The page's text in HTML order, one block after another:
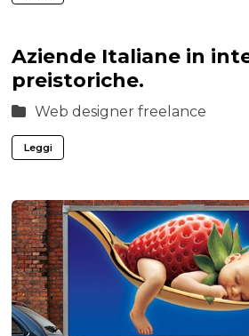
Aziende Italiane in
preistoriche.
Web designer freelance
Leggi